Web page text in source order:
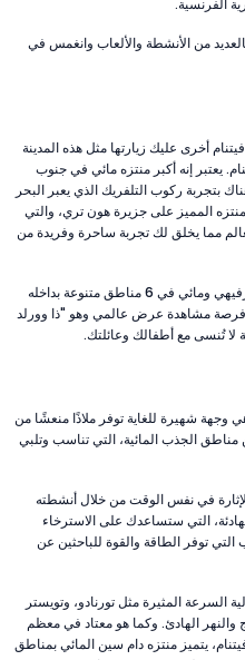
الفرنسية.
من الأنشطة والألعاب وانغمس في
أخرى عليك زيارتها مثل هذه المدينة
يعتبر إنه أكبر منتزه مائي في جنوب
بتجربة ركوب التلفريك الذي يعبر البحر
المميز على جزيرة هون تري، والتي
موجود في العالم مما يخلق لك تجربة ساحرة وفريدة من
يضم منتزه فين ووندرز أكثر من 100 نشاط ترفيهي ومائي في 6 مناطق متنوعة بداخله
فرصة مشاهدة عرض عالمي وهو "ذا وورلد
لا تُنسى مع أطفالك وعائلتك.
شهيرة للغاية توفر ملاذًا منعشًا من
مناطق الجذب المائية، التي تناسب وتلبي
في نفس الوقت من خلال أنشطته
التي ستساعدك على الاسترخاء
توفر الطاقة والقوة للباحثين عن
السرعة المثيرة مثل تورنادو، وتويستر
الهادئ. وكما هو معتاد في معظم
يتميز منتزه دام سين المائي بمناطق